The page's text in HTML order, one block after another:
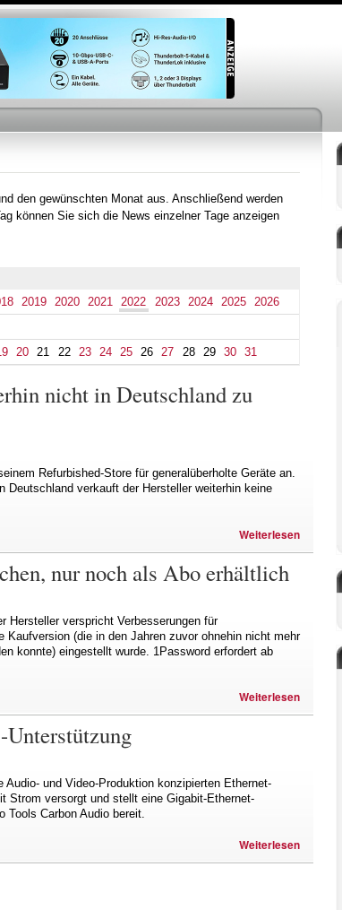
den gewünschten Monat aus. Anschließend werden
können Sie sich die News einzelner Tage anzeigen
2019 2020 2021 2022 2023 2024 2025
2026
20 21 22 23 24 25 26 27 28 29 30 31
nicht in Deutschland zu
Refurbished-Store für generalüberholte Geräte an.
Deutschland verkauft der Hersteller weiterhin keine
Weiterlesen
nur noch als Abo erhältlich
Hersteller verspricht Verbesserungen für
(die in den Jahren zuvor ohnehin nicht mehr
konnte) eingestellt wurde. 1Password erfordert ab
Weiterlesen
und Video-Produktion konzipierten Ethernet-
Strom versorgt und stellt eine Gigabit-Ethernet-
Tools Carbon Audio bereit.
Weiterlesen